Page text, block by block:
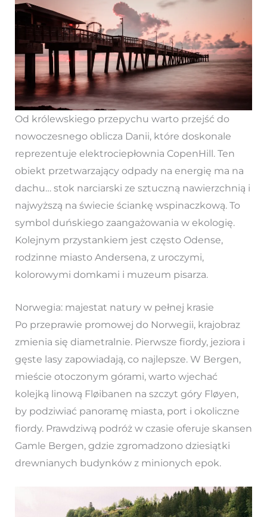
Od królewskiego przepychu warto przejść do
nowoczesnego oblicza Danii, które doskonale
reprezentuje elektrociepłownia CopenHill. Ten
obiekt przetwarzający odpady na energię ma na
dachu… stok narciarski ze sztuczną nawierzchnią i
najwyższą na świecie ściankę wspinaczkową. To
symbol duńskiego zaangażowania w ekologię.
Kolejnym przystankiem jest często Odense,
rodzinne miasto Andersena, z uroczymi,
kolorowymi domkami i muzeum pisarza.
Norwegia: majestat natury w pełnej krasie
Po przeprawie promowej do Norwegii, krajobraz
zmienia się diametralnie. Pierwsze fiordy, jeziora i
gęste lasy zapowiadają, co najlepsze. W Bergen,
mieście otoczonym górami, warto wjechać
kolejką linową Fløibanen na szczyt góry Fløyen,
by podziwiać panoramę miasta, port i okoliczne
fiordy. Prawdziwą podróż w czasie oferuje skansen
Gamle Bergen, gdzie zgromadzono dziesiątki
drewnianych budynków z minionych epok.